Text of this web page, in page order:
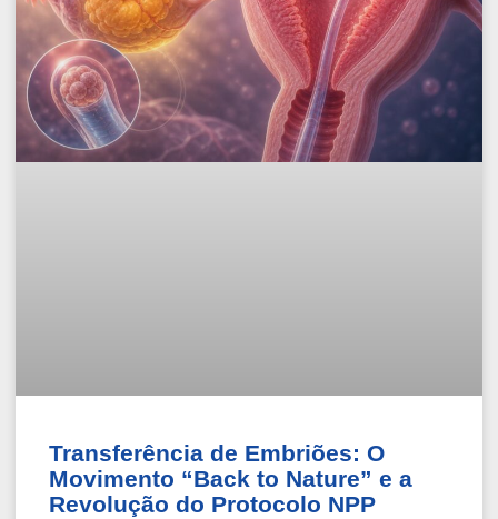
Transferência de Embriões: O
Movimento “Back to Nature” e a
Revolução do Protocolo NPP